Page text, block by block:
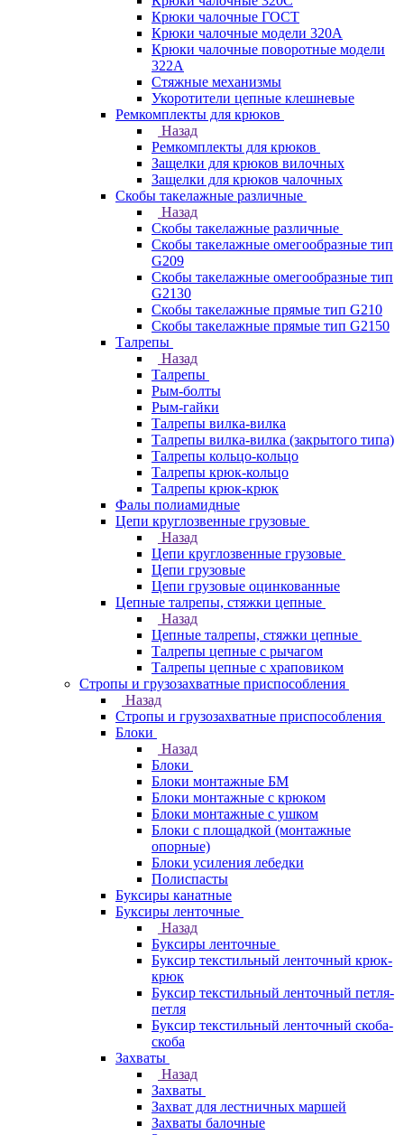
Крюки чалочные ГОСТ
Крюки чалочные модели 320А
Крюки чалочные поворотные модели
322А
Стяжные механизмы
Укоротители цепные клешневые
Ремкомплекты для крюков
Назад
Ремкомплекты для крюков
Защелки для крюков вилочных
Защелки для крюков чалочных
Скобы такелажные различные
Назад
Скобы такелажные различные
Скобы такелажные омегообразные тип
G209
Скобы такелажные омегообразные тип
G2130
Скобы такелажные прямые тип G210
Скобы такелажные прямые тип G2150
Талрепы
Назад
Талрепы
Рым-болты
Рым-гайки
Талрепы вилка-вилка
Талрепы вилка-вилка (закрытого типа)
Талрепы кольцо-кольцо
Талрепы крюк-кольцо
Талрепы крюк-крюк
Фалы полиамидные
Цепи круглозвенные грузовые
Назад
Цепи круглозвенные грузовые
Цепи грузовые
Цепи грузовые оцинкованные
Цепные талрепы, стяжки цепные
Назад
Цепные талрепы, стяжки цепные
Талрепы цепные с рычагом
Талрепы цепные с храповиком
Стропы и грузозахватные приспособления
Назад
Стропы и грузозахватные приспособления
Блоки
Назад
Блоки
Блоки монтажные БМ
Блоки монтажные с крюком
Блоки монтажные с ушком
Блоки с площадкой (монтажные
опорные)
Блоки усиления лебедки
Полиспасты
Буксиры канатные
Буксиры ленточные
Назад
Буксиры ленточные
Буксир текстильный ленточный крюк-
крюк
Буксир текстильный ленточный петля-
петля
Буксир текстильный ленточный скоба-
скоба
Захваты
Назад
Захваты
Захват для лестничных маршей
Захваты балочные